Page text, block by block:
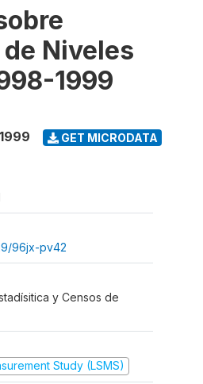
Niveles
1999
GET MICRODATA
96jx-pv42
y Censos de
Study (LSMS)